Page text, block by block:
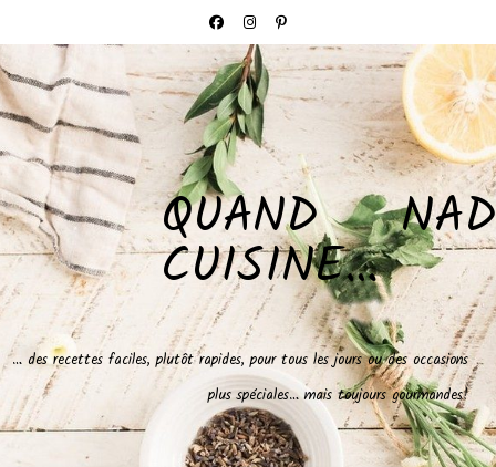
QUAND NAD
CUISINE…
… des recettes faciles, plutôt rapides, pour tous les jours ou des occasions
plus spéciales… mais toujours gourmandes!